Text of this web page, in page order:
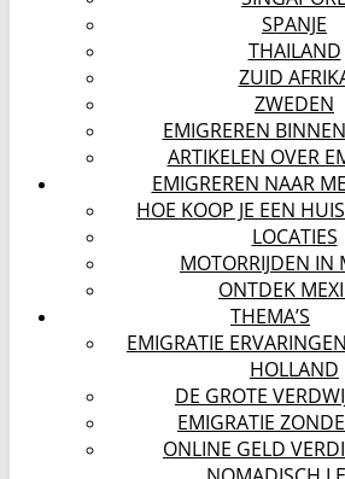
SPANJE
THAILAND
ZUID
ZWEDEN
EMIGREREN
ARTIKELEN OVER
EMIGREREN NAAR
HOE KOOP JE EEN
LOCATIES
MOTORRIJDEN IN
ONTDEK
THEMA’S
EMIGRATIE
HOLLAND
DE GROTE
EMIGRATIE
ONLINE GELD